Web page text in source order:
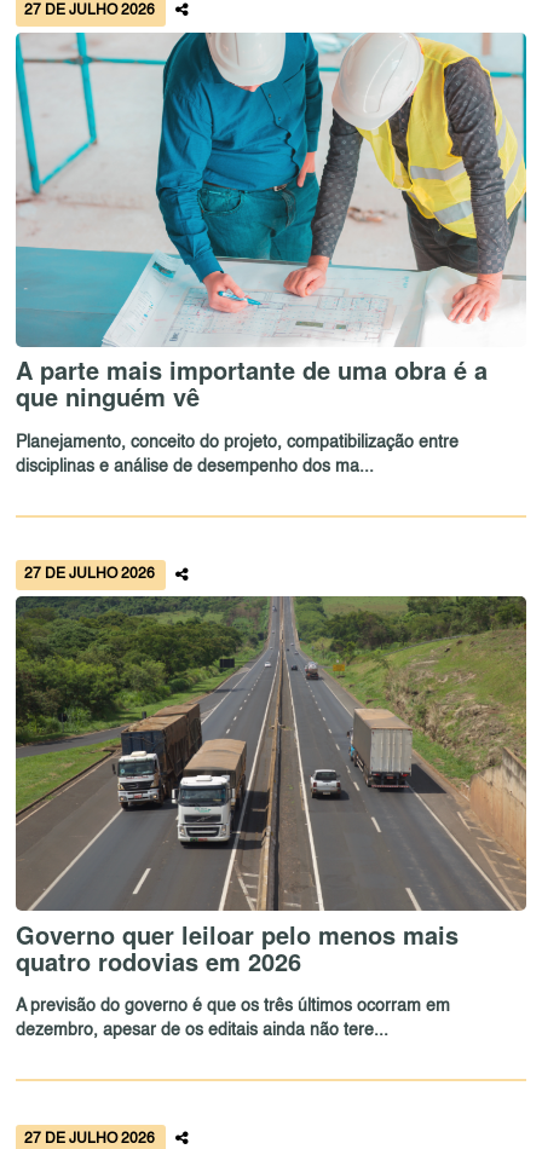
27 DE JULHO 2026
A parte mais importante de uma obra é a
que ninguém vê
Planejamento, conceito do projeto, compatibilização entre
disciplinas e análise de desempenho dos ma...
27 DE JULHO 2026
Governo quer leiloar pelo menos mais
quatro rodovias em 2026
A previsão do governo é que os três últimos ocorram em
dezembro, apesar de os editais ainda não tere...
27 DE JULHO 2026